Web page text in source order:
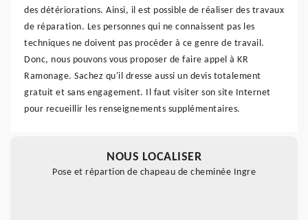
des détériorations. Ainsi, il est possible de réaliser des travaux
de réparation. Les personnes qui ne connaissent pas les
techniques ne doivent pas procéder à ce genre de travail.
Donc, nous pouvons vous proposer de faire appel à KR
Ramonage. Sachez qu'il dresse aussi un devis totalement
gratuit et sans engagement. Il faut visiter son site Internet
pour recueillir les renseignements supplémentaires.
NOUS LOCALISER
Pose et répartion de chapeau de cheminée Ingre